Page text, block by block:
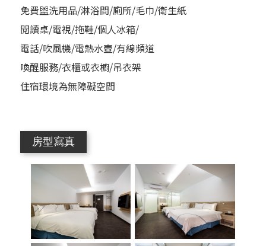
免費盥洗用品/淋浴間/廁所/毛巾/衛生紙
閱讀桌/電視/拖鞋/個人冰箱/
電話/吹風機/電熱水壺/有線頻道
喚醒服務/衣櫃或衣櫥/吊衣架
住宿環境為無障礙空間
房型寫真